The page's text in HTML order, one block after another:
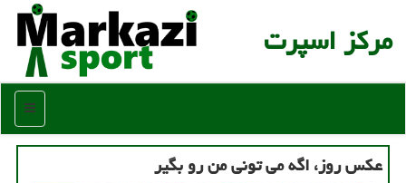
مركز اسپرت
منو
عكس روز، اگه می تونی من رو بگیر